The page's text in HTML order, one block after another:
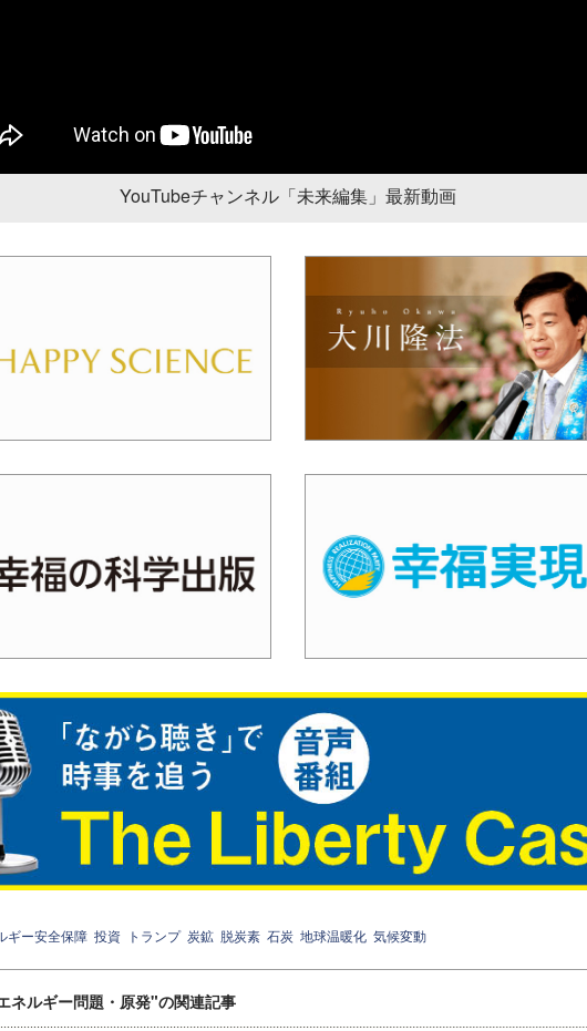
YouTubeチャンネル「未来編集」最新動画
ギー安全保障 投資 トランプ 炭鉱 脱炭素 石炭 地球温暖化 気候変動
ネルギー問題・原発"の関連記事